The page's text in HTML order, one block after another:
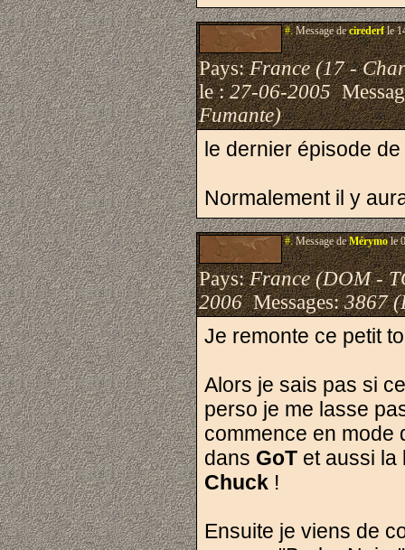
#.Message decirederfle
Pays:France (17 -
le :27-06-2005
Fumante)
le dernier épisode
Normalement il y
#.Message deMérymole
Pays:France (DOM -
2006Messages:3867
Je remonte ce petit
Alors je sais pas si
perso je me lasse
commence en mode
dans GoT et aussi la
Chuck !
Ensuite je viens de